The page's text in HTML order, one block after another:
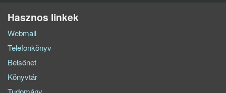
Hasznos linkek
Webmail
Telefonkönyv
Belsőnet
Könyvtár